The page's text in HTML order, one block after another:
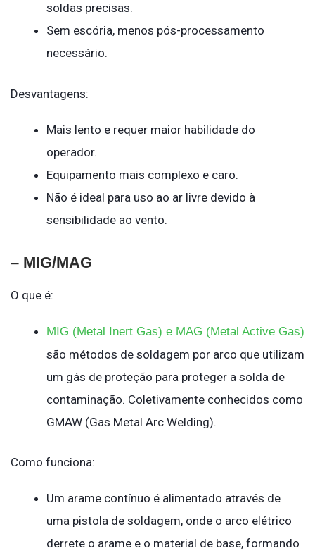
soldas precisas.
Sem escória, menos pós-processamento
necessário.
Desvantagens:
Mais lento e requer maior habilidade do
operador.
Equipamento mais complexo e caro.
Não é ideal para uso ao ar livre devido à
sensibilidade ao vento.
– MIG/MAG
O que é:
MIG (Metal Inert Gas) e MAG (Metal Active Gas)
são métodos de soldagem por arco que utilizam
um gás de proteção para proteger a solda de
contaminação. Coletivamente conhecidos como
GMAW (Gas Metal Arc Welding).
Como funciona:
Um arame contínuo é alimentado através de
uma pistola de soldagem, onde o arco elétrico
derrete o arame e o material de base, formando